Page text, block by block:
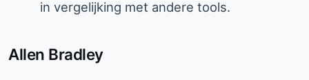
in vergelijking met andere tools.
Allen Bradley